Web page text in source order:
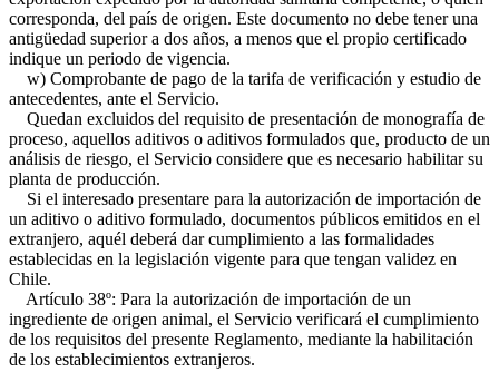
corresponda, del país de origen. Este documento no debe tener una
antigüedad superior a dos años, a menos que el propio certificado
indique un periodo de vigencia.
w) Comprobante de pago de la tarifa de verificación y estudio de
antecedentes, ante el Servicio.
Quedan excluidos del requisito de presentación de monografía de
proceso, aquellos aditivos o aditivos formulados que, producto de un
análisis de riesgo, el Servicio considere que es necesario habilitar su
planta de producción.
Si el interesado presentare para la autorización de importación de
un aditivo o aditivo formulado, documentos públicos emitidos en el
extranjero, aquél deberá dar cumplimiento a las formalidades
establecidas en la legislación vigente para que tengan validez en
Chile.
Artículo 38º: Para la autorización de importación de un
ingrediente de origen animal, el Servicio verificará el cumplimiento
de los requisitos del presente Reglamento, mediante la habilitación
de los establecimientos extranjeros.